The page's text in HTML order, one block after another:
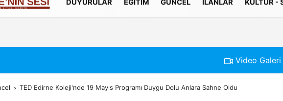
Çerez Politikası
DUYURULAR EĞITIM GÜNCEL İLANLAR KÜLTÜR -
Video Galeri
TED Edirne Koleji'nde 19 Mayıs Programı Duygu Dolu Anlara Sahne Oldu